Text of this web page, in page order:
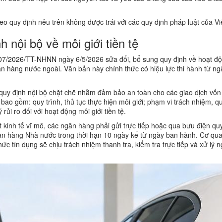
quy định nêu trên không được trái với các quy định pháp luật của
nội bộ về môi giới tiền tệ
2026/TT-NHNN ngày 6/5/2026 sửa đổi, bổ sung quy định về hoạt
hàng nước ngoài. Văn bản này chính thức có hiệu lực thi hành từ
định nội bộ chặt chẽ nhằm đảm bảo an toàn cho các giao dịch
gồm: quy trình, thủ tục thực hiện môi giới; phạm vi trách nhiệm,
ro đối với hoạt động môi giới tiền tệ.
tế vĩ mô, các ngân hàng phải gửi trực tiếp hoặc qua bưu điện
hàng Nhà nước trong thời hạn 10 ngày kể từ ngày ban hành. Cơ
tín dụng sẽ chịu trách nhiệm thanh tra, kiểm tra trực tiếp và xử lý